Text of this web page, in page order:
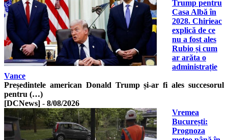
Trump pentru
Casa Albă în
2028. Chirieac
explică de ce
nu a fost ales
Rubio și cum
ar arăta o
administrație
Vance
Președintele american Donald Trump și-ar fi ales succesorul
pentru (…)
[DCNews] - 8/08/2026
Vremea
București:
Prognoza